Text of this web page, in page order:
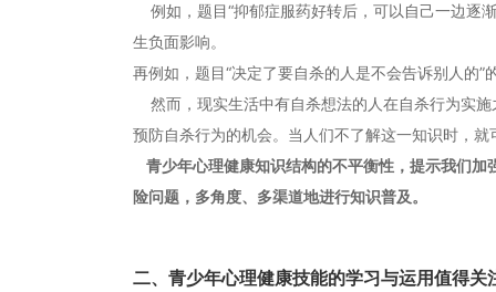
例如，题目“抑郁症服药好转后，可以自己一边逐
生负面影响。
再例如，题目“决定了要自杀的人是不会告诉别人的
然而，现实生活中有自杀想法的人在自杀行为实
预防自杀行为的机会。当人们不了解这一知识时，
青少年心理健康知识结构的不平衡性，提示我们加
险问题，多角度、多渠道地进行知识普及。
二、青少年心理健康技能的学习与运用值得关